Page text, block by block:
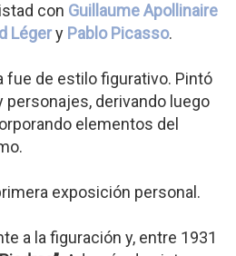
con Guillaume Apollinaire
Légery Pablo Picasso.
fue de estilo figurativo. Pintó
personajes, derivando luego
elementos del
exposición personal.
a la figuración y, entre 1931